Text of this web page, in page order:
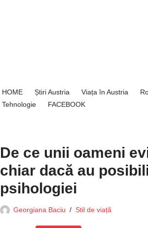
HOME Știri Austria Viața în Austria
Tehnologie
FACEBOOK
De ce unii oameni
chiar dacă au
psihologiei
Georgiana Baciu Stil de viață